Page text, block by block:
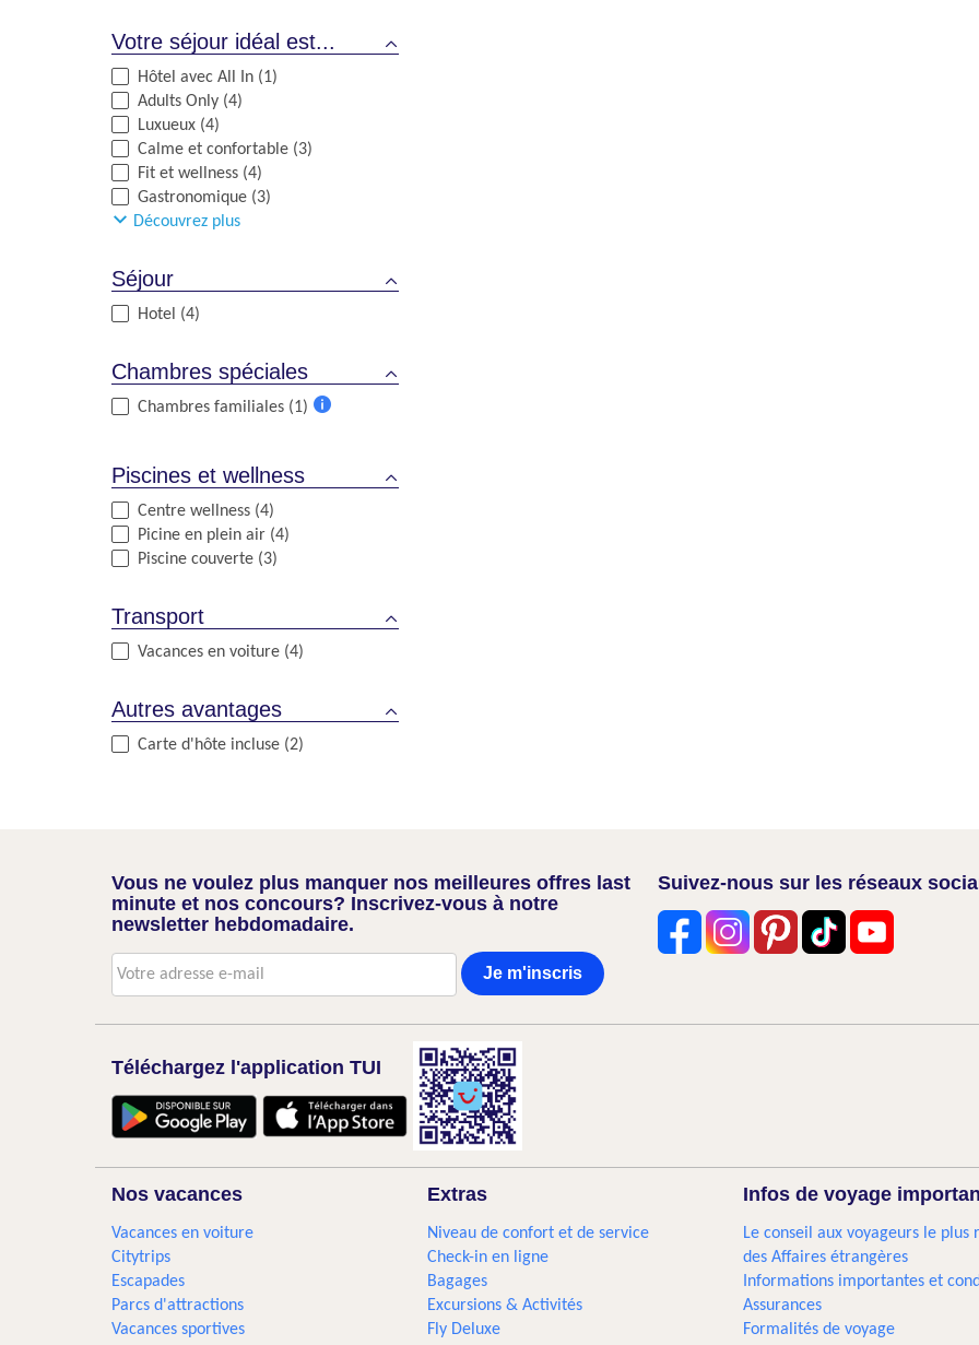
Votre séjour idéal est...
Hôtel avec All In (1)
Adults Only (4)
Luxueux (4)
Calme et confortable (3)
Fit et wellness (4)
Gastronomique (3)
Découvrez plus
Séjour
Hotel (4)
Chambres spéciales
Chambres familiales (1)
Piscines et wellness
Centre wellness (4)
Picine en plein air (4)
Piscine couverte (3)
Transport
Vacances en voiture (4)
Autres avantages
Carte d'hôte incluse (2)
Vous ne voulez plus manquer nos meilleures offres last
minute et nos concours? Inscrivez-vous à notre
newsletter hebdomadaire.
Je m'inscris
Suivez-nous sur les réseaux
Téléchargez l'application TUI
Nos vacances
Vacances en voiture
Citytrips
Escapades
Parcs d'attractions
Vacances sportives
Extras
Niveau de confort et de service
Check-in en ligne
Bagages
Excursions & Activités
Fly Deluxe
Infos de voyage
Le conseil aux voyageurs le plus
des Affaires étrangères
Informations importantes et
Assurances
Formalités de voyage